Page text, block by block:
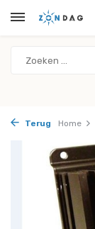
Terug Home